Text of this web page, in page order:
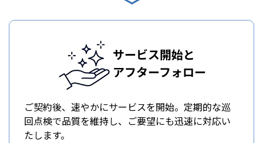
サービス開始と
アフターフォロー
ご契約後、速やかにサービスを開始。定期的な巡
回点検で品質を維持し、ご要望にも迅速に対応い
たします。